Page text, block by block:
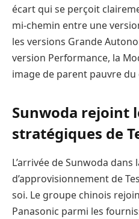
écart qui se perçoit
mi-chemin entre une
les versions Grande
version Performance, la
image de parent pauvre du
Sunwoda rejoint
stratégiques de
L’arrivée de Sunwoda dans
d’approvisionnement de
soi. Le groupe chinois
Panasonic parmi les